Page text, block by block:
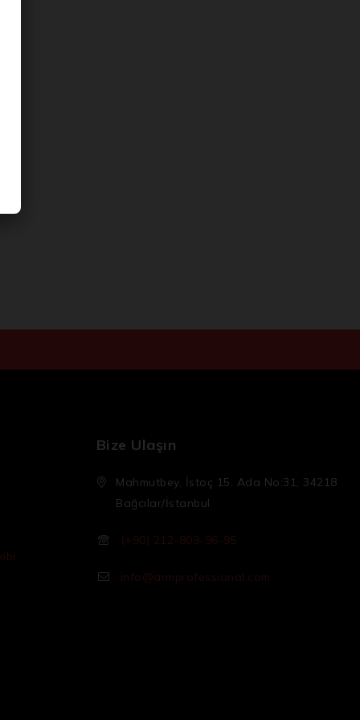
Bize Ulaşın
Mahmutbey, İstoç 15. Ada No:31, 34218
Bağcılar/İstanbul
(+90) 212-809-96-95
info@armprofessional.com